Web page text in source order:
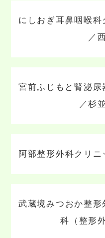
にしおぎ耳鼻咽喉
／
宮前ふじもと腎泌尿
／杉
阿部整形外科クリニ
武蔵境みつおか整形
科（整形